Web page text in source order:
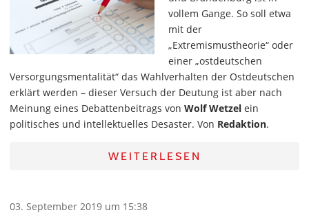
vollem Gange. So soll etwa
mit der
„Extremismustheorie“ oder
einer „ostdeutschen
Versorgungsmentalität“ das Wahlverhalten der Ostdeutschen
erklärt werden – dieser Versuch der Deutung ist aber nach
Meinung eines Debattenbeitrags von Wolf Wetzel ein
politisches und intellektuelles Desaster. Von Redaktion.
WEITERLESEN
03. September 2019 um 15:38